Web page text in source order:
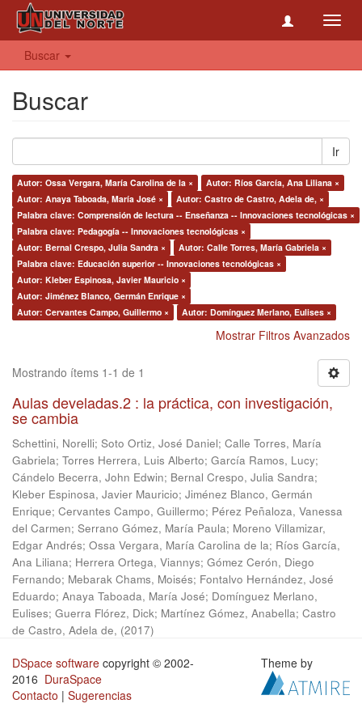
Buscar
Buscar
Ir
Autor: Ossa Vergara, María Carolina de la ×
Autor: Ríos García, Ana Liliana ×
Autor: Anaya Taboada, María José ×
Autor: Castro de Castro, Adela de, ×
Palabra clave: Comprensión de lectura -- Enseñanza -- Innovaciones tecnológicas ×
Palabra clave: Pedagogía -- Innovaciones tecnológicas ×
Autor: Bernal Crespo, Julia Sandra ×
Autor: Calle Torres, María Gabriela ×
Palabra clave: Educación superior -- Innovaciones tecnológicas ×
Autor: Kleber Espinosa, Javier Mauricio ×
Autor: Jiménez Blanco, Germán Enrique ×
Autor: Cervantes Campo, Guillermo ×
Autor: Domínguez Merlano, Eulises ×
Mostrar Filtros Avanzados
Mostrando ítems 1-1 de 1
Aulas develadas.2 : la práctica, con investigación,
se cambia
Schettini, Norelli; Soto Ortiz, José Daniel; Calle Torres, María
Gabriela; Torres Herrera, Luis Alberto; García Ramos, Lucy;
Cándelo Becerra, John Edwin; Bernal Crespo, Julia Sandra;
Kleber Espinosa, Javier Mauricio; Jiménez Blanco, Germán
Enrique; Cervantes Campo, Guillermo; Pérez Peñaloza, Vanessa
del Carmen; Serrano Gómez, María Paula; Moreno Villamizar,
Edgar Andrés; Ossa Vergara, María Carolina de la; Ríos García,
Ana Liliana; Herrera Ortega, Viannys; Gómez Cerón, Diego
Fernando; Mebarak Chams, Moisés; Fontalvo Hernández, José
Eduardo; Anaya Taboada, María José; Domínguez Merlano,
Eulises; Guerra Flórez, Dick; Martínez Gómez, Anabella; Castro
de Castro, Adela de, (2017)
DSpace software copyright © 2002-
2016 DuraSpace
Contacto | Sugerencias
Theme by